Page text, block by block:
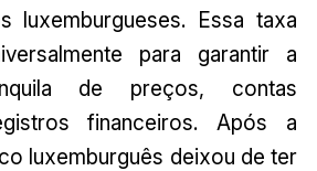
luxemburgueses. Essa taxa
para garantir a
de preços, contas
financeiros. Após a
luxemburguês deixou de ter